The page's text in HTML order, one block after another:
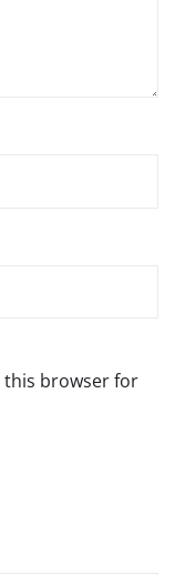
this browser for